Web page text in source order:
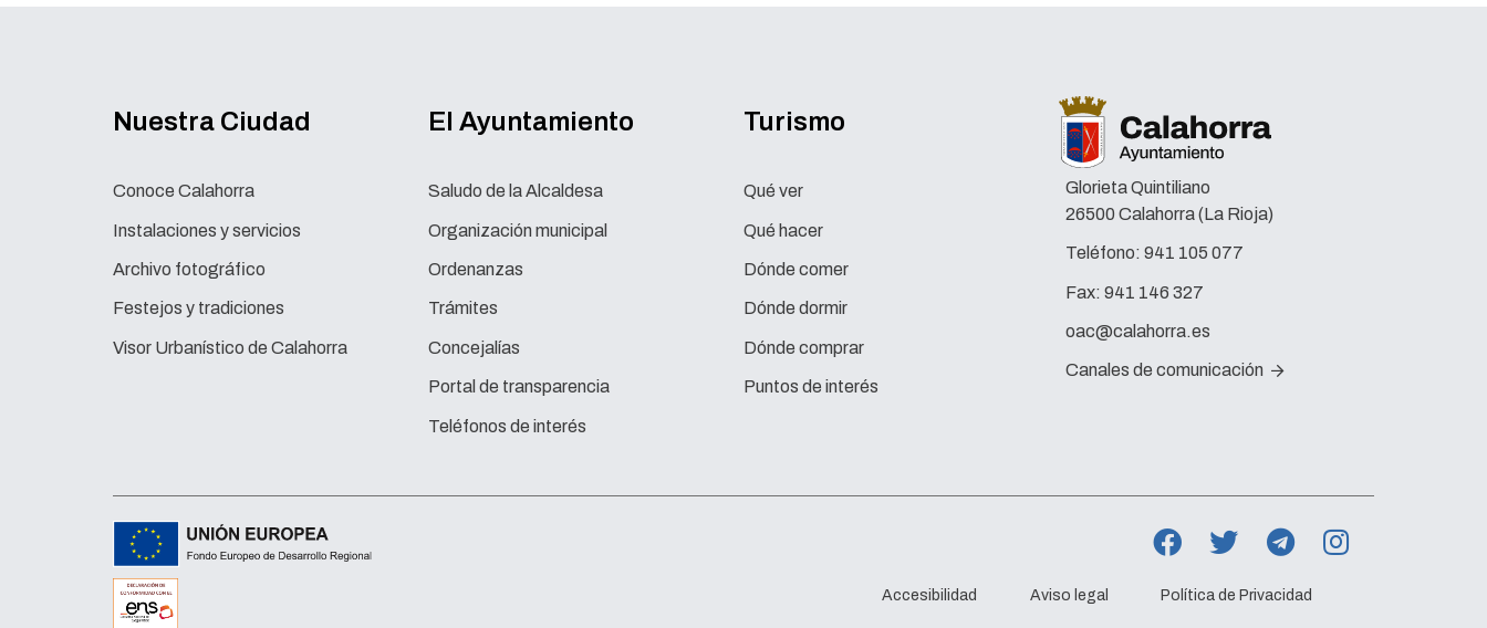
Nuestra Ciudad
Conoce Calahorra
Instalaciones y servicios
Archivo fotográfico
Festejos y tradiciones
Visor Urbanístico de Calahorra
El Ayuntamiento
Saludo de la Alcaldesa
Organización municipal
Ordenanzas
Trámites
Concejalías
Portal de transparencia
Teléfonos de interés
Turismo
Qué ver
Qué hacer
Dónde comer
Dónde dormir
Dónde comprar
Puntos de interés
Glorieta Quintiliano
26500 Calahorra (La Rioja)
Teléfono: 941 105 077
Fax: 941 146 327
oac@calahorra.es
Canales de comunicación
Accesibilidad Aviso legal Política de Privacidad